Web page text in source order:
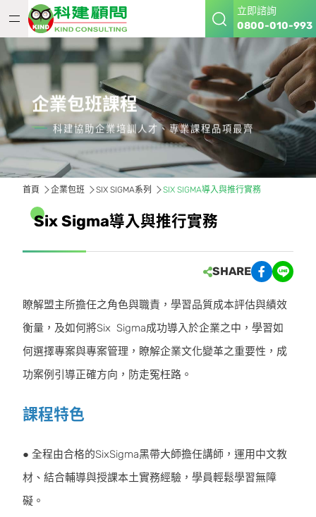
立即諮詢
0800-010-993
企業包班課程
科建協助企業培訓人才、專業課程品項最齊
首頁 企業包班 SIX SIGMA系列 SIX SIGMA導入與推行實務
Six Sigma導入與推行實務
SHARE
瞭解盟主所擔任之角色與職責，學習品質成本評估與績效
衡量，及如何將Six Sigma成功導入於企業之中，學習如
何選擇專案與專案管理，瞭解企業文化變革之重要性，成
功案例引導正確方向，防走冤枉路。
課程特色
● 全程由合格的SixSigma黑帶大師擔任講師，運用中文教
材、結合輔導與授課本土實務經驗，學員輕鬆學習無障
礙。